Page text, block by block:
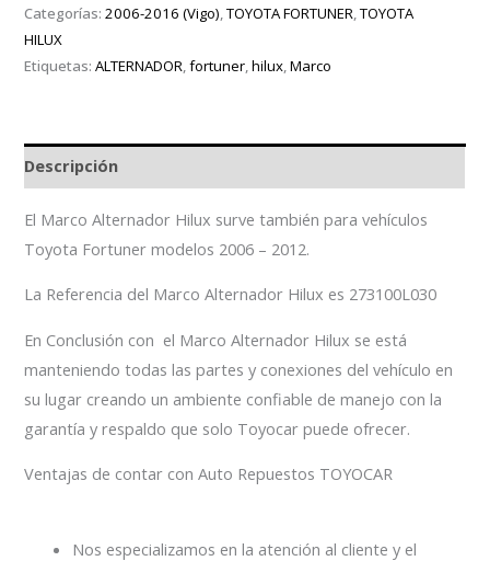
Categorías:2006-2016 (Vigo),TOYOTA FORTUNER,TOYOTA
HILUX
Etiquetas:ALTERNADOR,fortuner,hilux,Marco
Descripción
El Marco Alternador Hilux surve también para vehículos
Toyota Fortuner modelos 2006 – 2012.
La Referencia del Marco Alternador Hilux es 273100L030
En Conclusión con el Marco Alternador Hilux se está
manteniendo todas las partes y conexiones del vehículo en
su lugar creando un ambiente confiable de manejo con la
garantía y respaldo que solo Toyocar puede ofrecer.
Ventajas de contar con Auto Repuestos TOYOCAR
Nos especializamos en la atención al cliente y el